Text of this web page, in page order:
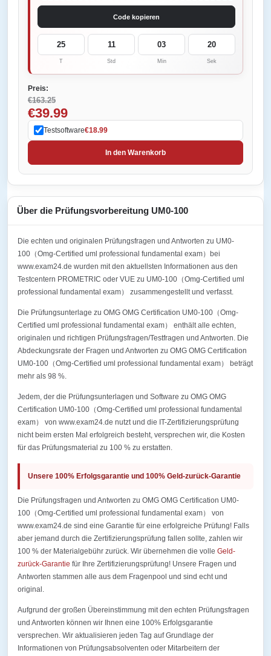
Code kopieren
25
T
11
Std
03
Min
20
Sek
Preis:
€163.25
€39.99
Testsoftware€18.99
In den Warenkorb
Über die Prüfungsvorbereitung UM0-100
Die echten und originalen Prüfungsfragen und Antworten zu UM0-
100（Omg-Certified uml professional fundamental exam）bei
www.exam24.de wurden mit den aktuellsten Informationen aus den
Testcentern PROMETRIC oder VUE zu UM0-100（Omg-Certified uml
professional fundamental exam） zusammengestellt und verfasst.
Die Prüfungsunterlage zu OMG OMG Certification UM0-100（Omg-
Certified uml professional fundamental exam） enthält alle echten,
originalen und richtigen Prüfungsfragen/Testfragen und Antworten. Die
Abdeckungsrate der Fragen und Antworten zu OMG OMG Certification
UM0-100（Omg-Certified uml professional fundamental exam） beträgt
mehr als 98 %.
Jedem, der die Prüfungsunterlagen und Software zu OMG OMG
Certification UM0-100（Omg-Certified uml professional fundamental
exam） von www.exam24.de nutzt und die IT-Zertifizierungsprüfung
nicht beim ersten Mal erfolgreich besteht, versprechen wir, die Kosten
für das Prüfungsmaterial zu 100 % zu erstatten.
Unsere 100% Erfolgsgarantie und 100% Geld-zurück-Garantie
Die Prüfungsfragen und Antworten zu OMG OMG Certification UM0-
100（Omg-Certified uml professional fundamental exam） von
www.exam24.de sind eine Garantie für eine erfolgreiche Prüfung! Falls
aber jemand durch die Zertifizierungsprüfung fallen sollte, zahlen wir
100 % der Materialgebühr zurück. Wir übernehmen die volle Geld-
zurück-Garantie für Ihre Zertifizierungsprüfung! Unsere Fragen und
Antworten stammen alle aus dem Fragenpool und sind echt und
original.
Aufgrund der großen Übereinstimmung mit den echten Prüfungsfragen
und Antworten können wir Ihnen eine 100% Erfolgsgarantie
versprechen. Wir aktualisieren jeden Tag auf Grundlage der
Informationen von Prüfungsabsolventen oder Mitarbeitern der